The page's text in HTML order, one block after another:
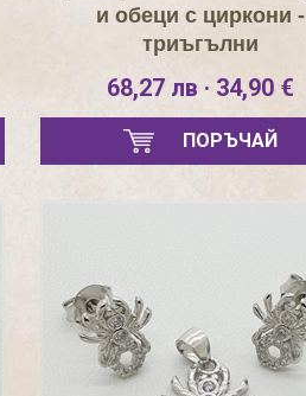
и обеци с циркони -
триъгълни
68,27 лв · 34,90 €
ПОРЪЧАЙ